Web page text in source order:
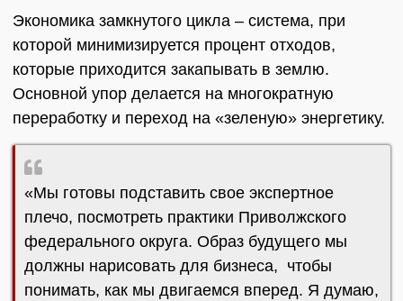
Экономика замкнутого цикла – система, при
которой минимизируется процент отходов,
которые приходится закапывать в землю.
Основной упор делается на многократную
переработку и переход на «зеленую» энергетику.
«Мы готовы подставить свое экспертное
плечо, посмотреть практики Приволжского
федерального округа. Образ будущего мы
должны нарисовать для бизнеса, чтобы
понимать, как мы двигаемся вперед. Я думаю,